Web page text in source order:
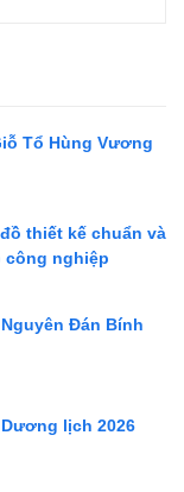
Tổ Hùng Vương
thiết kế chuẩn và
công nghiệp
Đán Bính
lịch 2026